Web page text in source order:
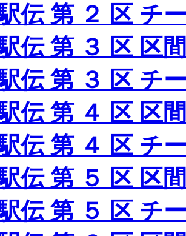
伝 第 ２ 区 チ
伝 第 ３ 区 区
伝 第 ３ 区 チ
伝 第 ４ 区 区
伝 第 ４ 区 チ
伝 第 ５ 区 区
伝 第 ５ 区 チ